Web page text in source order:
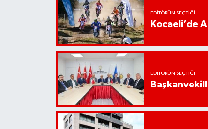
EDITÖRÜN SEÇTIĞI
Kocaeli’de
EDITÖRÜN SEÇTIĞI